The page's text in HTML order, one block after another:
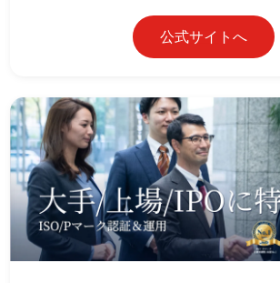
公式サイトへ